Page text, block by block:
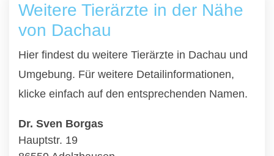
Weitere Tierärzte in der Nähe
von Dachau
Hier findest du weitere Tierärzte in Dachau und
Umgebung. Für weitere Detailinformationen,
klicke einfach auf den entsprechenden Namen.
Dr. Sven Borgas
Hauptstr. 19